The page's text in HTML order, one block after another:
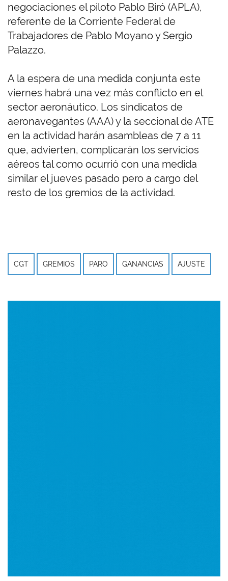
negociaciones el piloto Pablo Biró (APLA),
referente de la Corriente Federal de
Trabajadores de Pablo Moyano y Sergio
Palazzo.
A la espera de una medida conjunta este
viernes habrá una vez más conflicto en el
sector aeronáutico. Los sindicatos de
aeronavegantes (AAA) y la seccional de ATE
en la actividad harán asambleas de 7 a 11
que, advierten, complicarán los servicios
aéreos tal como ocurrió con una medida
similar el jueves pasado pero a cargo del
resto de los gremios de la actividad.
CGT GREMIOS PARO GANANCIAS AJUSTE